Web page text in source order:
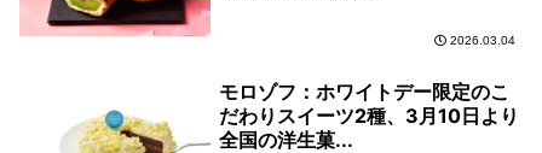
2026.03.04
モロゾフ：ホワイトデー限定のこ
だわりスイーツ2種、3月10日より
全国の洋生菓...